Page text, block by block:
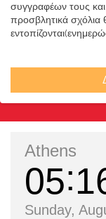
συγγραφέων τους
προσβλητικά σχόλια
Athens
05
Sunday,